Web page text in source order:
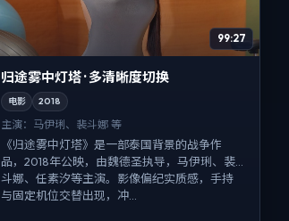
99:27
归途雾中灯塔 · 多清晰度切换
电影 2018
主演： 马伊琍、裴斗娜 等
《归途雾中灯塔》是一部泰国背景的战争作
品，2018年公映，由魏德圣执导，马伊琍、裴
斗娜、任素汐等主演。影像偏纪实质感，手持
与固定机位交替出现，冲...